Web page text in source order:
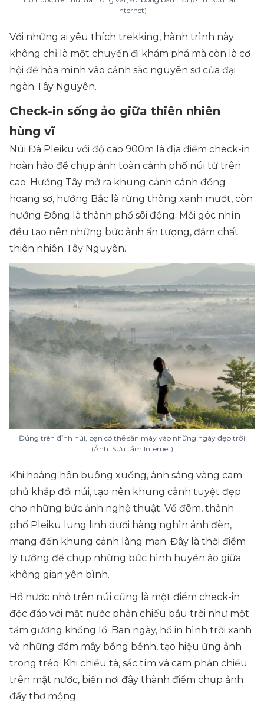
Internet)
Với những ai yêu thích trekking, hành trình này
không chỉ là một chuyến đi khám phá mà còn là cơ
hội để hòa mình vào cảnh sắc nguyên sơ của đại
ngàn Tây Nguyên.
Check-in sống ảo giữa thiên nhiên
hùng vĩ
Núi Đá Pleiku với độ cao 900m là địa điểm check-in
hoàn hảo để chụp ảnh toàn cảnh phố núi từ trên
cao. Hướng Tây mở ra khung cảnh cánh đồng
hoang sơ, hướng Bắc là rừng thông xanh mướt, còn
hướng Đông là thành phố sôi động. Mỗi góc nhìn
đều tạo nên những bức ảnh ấn tượng, đậm chất
thiên nhiên Tây Nguyên.
Đứng trên đỉnh núi, bạn có thể săn mây vào những ngày đẹp trời
(Ảnh: Sưu tầm Internet)
Khi hoàng hôn buông xuống, ánh sáng vàng cam
phủ khắp đồi núi, tạo nên khung cảnh tuyệt đẹp
cho những bức ảnh nghệ thuật. Về đêm, thành
phố Pleiku lung linh dưới hàng nghìn ánh đèn,
mang đến khung cảnh lãng mạn. Đây là thời điểm
lý tưởng để chụp những bức hình huyền ảo giữa
không gian yên bình.
Hồ nước nhỏ trên núi cũng là một điểm check-in
độc đáo với mặt nước phản chiếu bầu trời như một
tấm gương khổng lồ. Ban ngày, hồ in hình trời xanh
và những đám mây bồng bềnh, tạo hiệu ứng ảnh
trong trẻo. Khi chiều tà, sắc tím và cam phản chiếu
trên mặt nước, biến nơi đây thành điểm chụp ảnh
đầy thơ mộng.